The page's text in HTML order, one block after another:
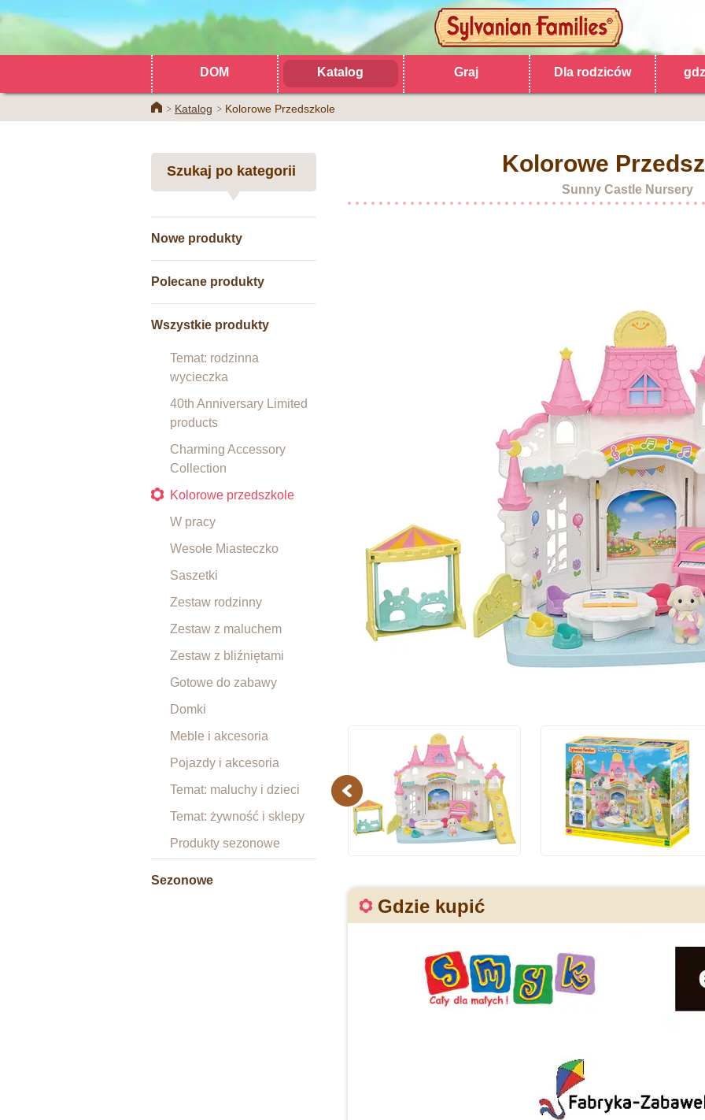
DOM Katalog Graj Dla rodziców
HomeKatalog Kolorowe Przedszkole
Szukaj po kategorii
Nowe produkty
Polecane produkty
Wszystkie produkty
Temat: rodzinna
wycieczka
40th Anniversary Limited
products
Charming Accessory
Collection
Kolorowe przedszkole
W pracy
Wesołe Miasteczko
Saszetki
Zestaw rodzinny
Zestaw z maluchem
Zestaw z bliźniętami
Gotowe do zabawy
Domki
Meble i akcesoria
Pojazdy i akcesoria
Temat: maluchy i dzieci
Temat: żywność i sklepy
Produkty sezonowe
Sezonowe
Kolorowe
Sunny Castle Nursery
Previous
Gdzie kupić